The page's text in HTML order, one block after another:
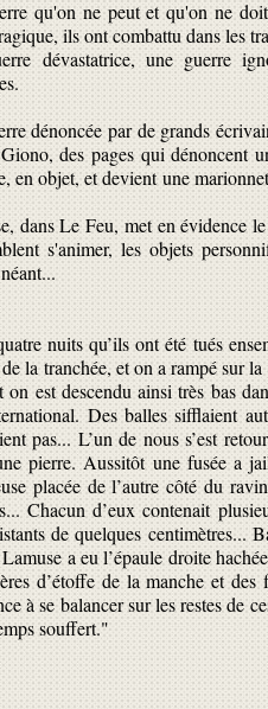
qu'on ne peut et qu'on ne
ils ont combattu dans les
dévastatrice, une guerre
dénoncée par de grands
des pages qui dénoncent
en objet, et devient une
dans Le Feu, met en évidence
s'animer, les objets
nuits qu’ils ont été tués
la tranchée, et on a rampé sur
on est descendu ainsi très bas
Des balles sifflaient
pas... L’un de nous s’est
pierre. Aussitôt une fusée a
placée de l’autre côté du
Chacun d’eux contenait
de quelques centimètres...
a eu l’épaule droite
d’étoffe de la manche et
à se balancer sur les restes de
souffert."